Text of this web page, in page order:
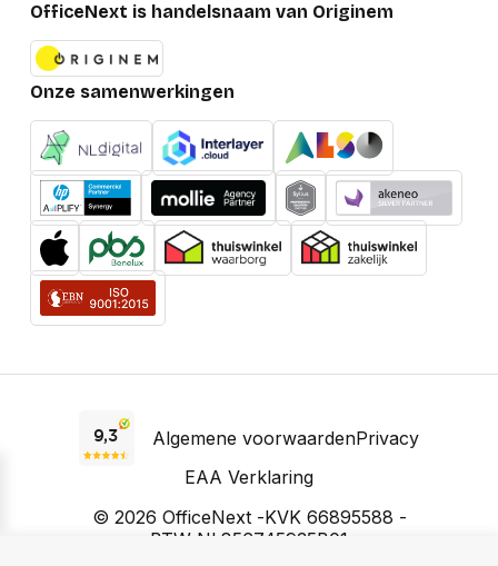
OfficeNext is handelsnaam van Originem
Onze samenwerkingen
Algemene voorwaardenPrivacy
EAA Verklaring
© 2026 OfficeNext -KVK 66895588 -
BTW NL856745935B01